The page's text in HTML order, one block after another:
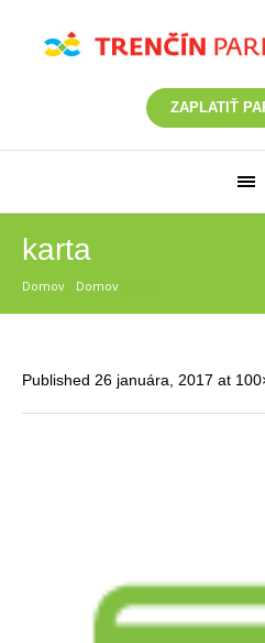
ZAPLATIŤ
karta
Domov Domov
Published 26 januára, 2017 at